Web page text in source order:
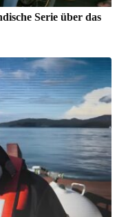
Serie über das